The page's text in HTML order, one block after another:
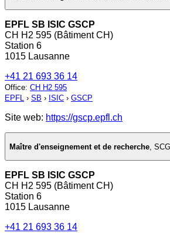
EPFL SB ISIC GSCP
CH H2 595 (Bâtiment CH)
Station 6
1015 Lausanne
+41 21 693 36 14
Office: CH H2 595
EPFL › SB › ISIC › GSCP
Site web: https://gscp.epfl.ch
Maître d'enseignement et de recherche
EPFL SB ISIC GSCP
CH H2 595 (Bâtiment CH)
Station 6
1015 Lausanne
+41 21 693 36 14